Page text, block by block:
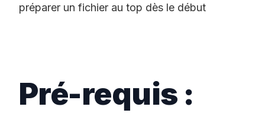
préparer un fichier au top dès le début
Pré-requis :